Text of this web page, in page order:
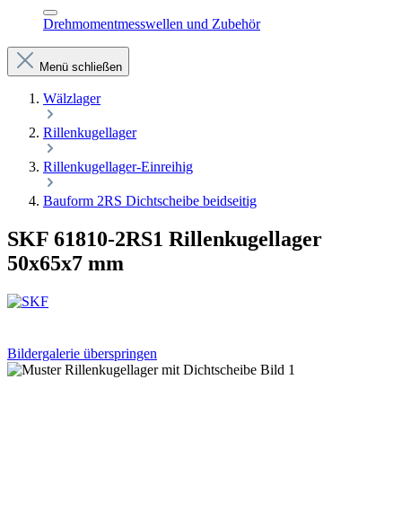
Drehmomentmesswellen und Zubehör
Menü schließen
Wälzlager
Rillenkugellager
Rillenkugellager-Einreihig
Bauform 2RS Dichtscheibe beidseitig
SKF 61810-2RS1 Rillenkugellager
50x65x7 mm
Bildergalerie überspringen